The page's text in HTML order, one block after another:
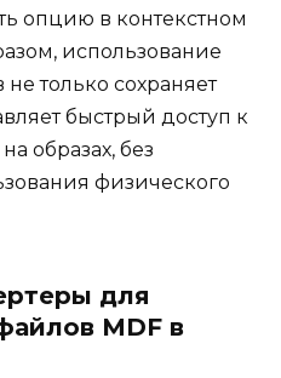
опцию в контекстном
использование
только сохраняет
быстрый доступ к
образах, без
физического
для
MDF в